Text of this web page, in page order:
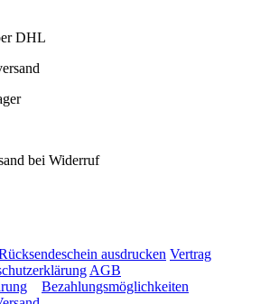
DHL
bei Widerruf
ausdrucken Vertrag
AGB
Bezahlungsmöglichkeiten